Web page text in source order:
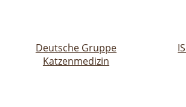
Deutsche Gruppe
Katzenmedizin